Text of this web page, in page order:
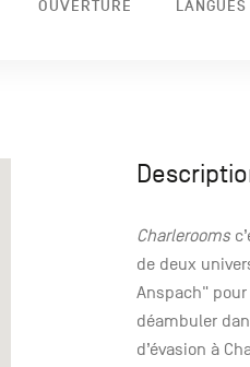
OUVERTURE
Charlerooms
de deux
Anspach" pour
déambuler
d’évasion à